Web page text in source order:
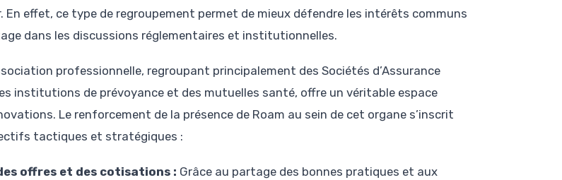
En effet, ce type de regroupement permet de mieux défendre les intérêts communs
dans les discussions réglementaires et institutionnelles.
professionnelle, regroupant principalement des Sociétés d’Assurance
institutions de prévoyance et des mutuelles santé, offre un véritable espace
Le renforcement de la présence de Roam au sein de cet organe s’inscrit
tactiques et stratégiques :
offres et des cotisations : Grâce au partage des bonnes pratiques et aux